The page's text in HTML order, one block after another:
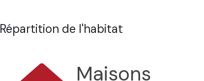
Répartition de l'habitat
Maisons